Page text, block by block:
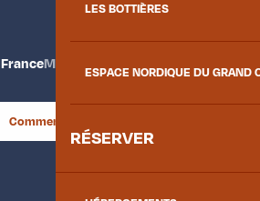
LES BOTTIÈRES
ESPACE NORDIQUE DU GRAND
RÉSERVER
FranceMaurienne
Comment venir ?